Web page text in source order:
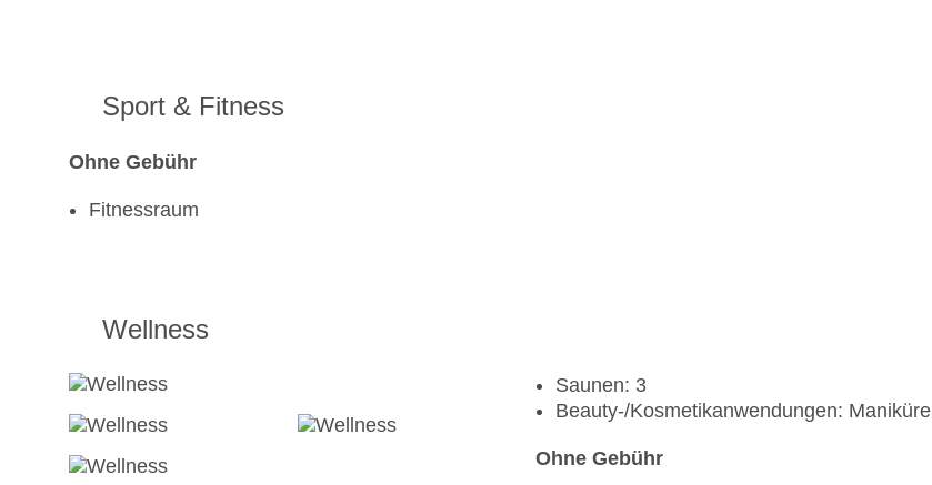
Sport & Fitness
Ohne Gebühr
Fitnessraum
Wellness
Saunen: 3
Beauty-/Kosmetikanwendungen: Maniküre
Ohne Gebühr